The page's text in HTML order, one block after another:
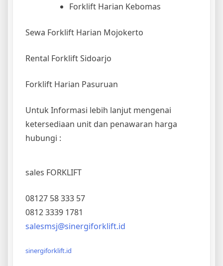
Forklift Harian Kebomas
Sewa Forklift Harian Mojokerto
Rental Forklift Sidoarjo
Forklift Harian Pasuruan
Untuk Informasi lebih lanjut mengenai
ketersediaan unit dan penawaran harga
hubungi :
sales FORKLIFT
08127 58 333 57
0812 3339 1781
salesmsj@sinergiforklift.id
sinergiforklift.id